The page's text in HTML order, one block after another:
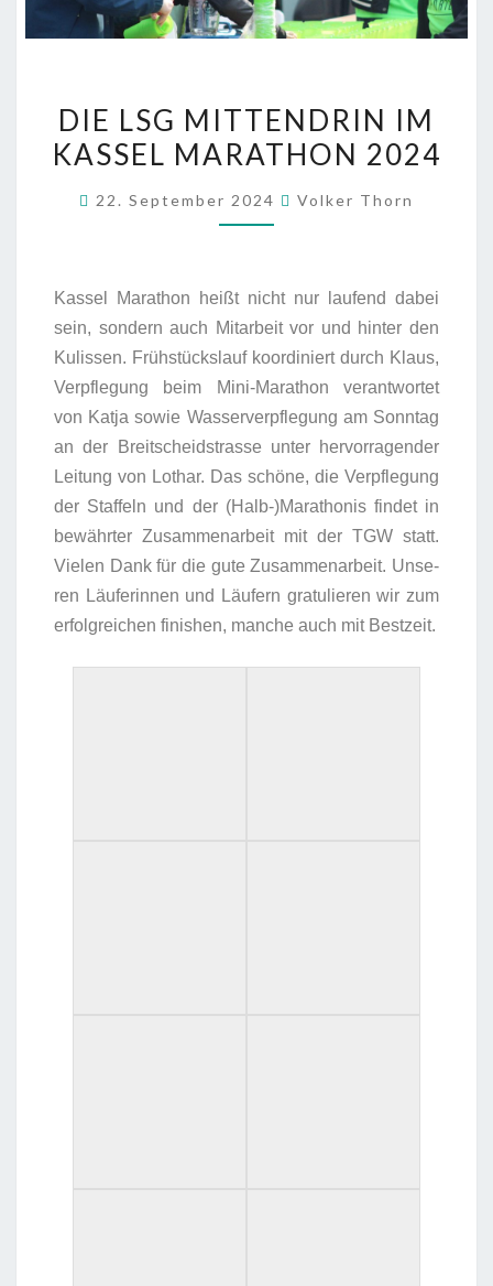
DIE LSG MIT­TEN­DRIN IM
KAS­SEL MARA­THON 2024
22. September 2024 Volker Thorn
Kas­sel Mara­thon heißt nicht nur lau­fend dabei
sein, son­dern auch Mit­ar­beit vor und hin­ter den
Kulis­sen. Früh­stücks­lauf koor­di­niert durch Klaus,
Ver­pfle­gung beim Mini-Mara­thon ver­ant­wor­tet
von Kat­ja sowie Was­ser­ver­pfle­gung am Sonn­tag
an der Breit­scheids­tras­se unter her­vor­ra­gen­der
Lei­tung von Lothar. Das schö­ne, die Ver­pfle­gung
der Staf­feln und der (Halb-)Marathonis fin­det in
bewähr­ter Zusam­men­ar­beit mit der TGW statt.
Vie­len Dank für die gute Zusam­men­ar­beit. Unse­
ren Läu­fe­rin­nen und Läu­fern gra­tu­lie­ren wir zum
erfolg­rei­chen finis­hen, man­che auch mit Bestzeit.